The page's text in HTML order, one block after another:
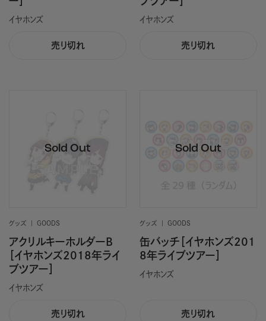
イヤホンズ
売り切れ
イヤホンズ
売り切れ
グッズ GOODS
アクリルキーホルダーB
［イヤホンズ2018年ライ
ブツアー］
イヤホンズ
売り切れ
グッズ GOODS
缶バッチ［イヤホンズ201
8年ライブツアー］
イヤホンズ
売り切れ